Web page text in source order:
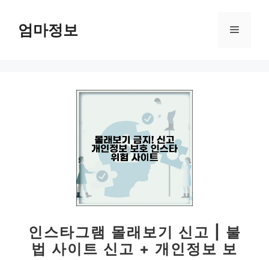
엄마정보 메
인스타그램 몰래보기 신고 | 불
법 사이트 신고 + 개인정보 보